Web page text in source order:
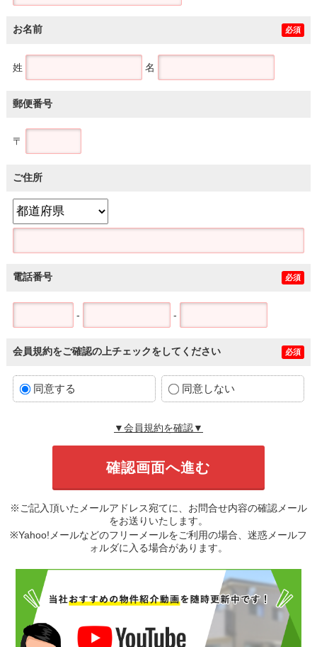
お名前 必須
姓 名
郵便番号
〒
ご住所
電話番号 必須
- -
会員規約をご確認の上チェックをしてください 必須
同意する 同意しない
▼会員規約を確認▼
※ご記入頂いたメールアドレス宛てに、お問合せ内容の確認メール
をお送りいたします。
※Yahoo!メールなどのフリーメールをご利用の場合、迷惑メールフ
ォルダに入る場合があります。